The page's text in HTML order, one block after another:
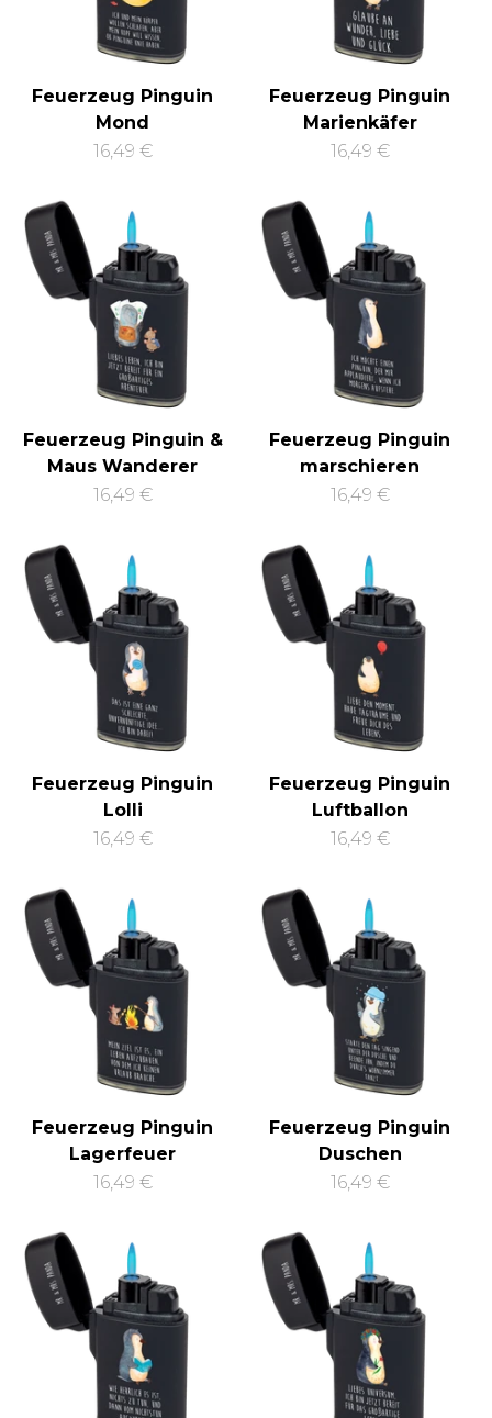
Feuerzeug Pinguin
Mond
16,49 €
Feuerzeug Pinguin
Marienkäfer
16,49 €
Feuerzeug Pinguin &
Maus Wanderer
16,49 €
Feuerzeug Pinguin
marschieren
16,49 €
Feuerzeug Pinguin
Lolli
16,49 €
Feuerzeug Pinguin
Luftballon
16,49 €
Feuerzeug Pinguin
Lagerfeuer
16,49 €
Feuerzeug Pinguin
Duschen
16,49 €